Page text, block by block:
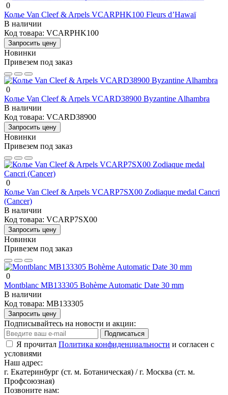
0
Колье Van Cleef & Arpels VCARPHK100 Fleurs d’Hawaï
В наличии
Код товара: VCARPHK100
Запросить цену
Новинки
Привезем под заказ
0
Колье Van Cleef & Arpels VCARD38900 Byzantine Alhambra
В наличии
Код товара: VCARD38900
Запросить цену
Новинки
Привезем под заказ
0
Колье Van Cleef & Arpels VCARP7SX00 Zodiaque medal Cancri
(Cancer)
В наличии
Код товара: VCARP7SX00
Запросить цену
Новинки
Привезем под заказ
0
Montblanc MB133305 Bohème Automatic Date 30 mm
В наличии
Код товара: MB133305
Запросить цену
Подписывайтесь на новости и акции:
Подписаться
Я прочитал Политика конфиденциальности и согласен с
условиями
Наш адрес:
г. Екатеринбург (ст. м. Ботаническая) / г. Москва (ст. м.
Профсоюзная)
Позвоните нам: